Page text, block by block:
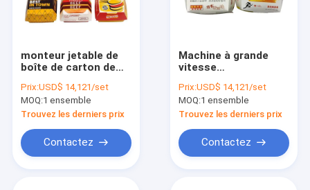
monteur jetable de
boîte de carton de
de 180pcs/Min Paper
Lunch Box Machine
Prix:USD$ 14,121/set
MOQ:1 ensemble
Trouvez les derniers prix
Contactez
Machine à grande
vitesse
de fabrication de
cartons d'hamburger
de 220V 50Hz
Prix:USD$ 14,121/set
MOQ:1 ensemble
Trouvez les derniers prix
Contactez